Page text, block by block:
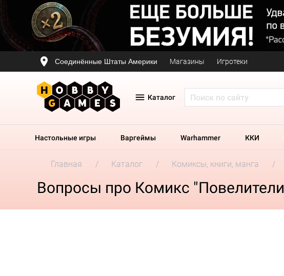
Соединённые Штаты Америки Магазины Игротеки
Каталог
Настольные игры Варгеймы Warhammer ККИ
Главная Каталог Комиксы, книги, манга
Вопросы про Комикс